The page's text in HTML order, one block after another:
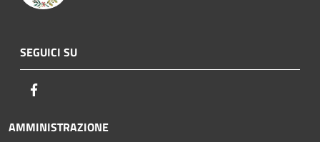
SEGUICI SU
AMMINISTRAZIONE